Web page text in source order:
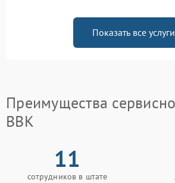
Показать все услуги
Преимущества
BBK
11
сотрудников в штате